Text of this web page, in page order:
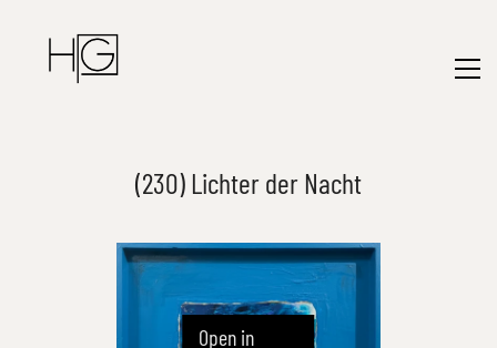
(230) Lichter der Nacht
Open in